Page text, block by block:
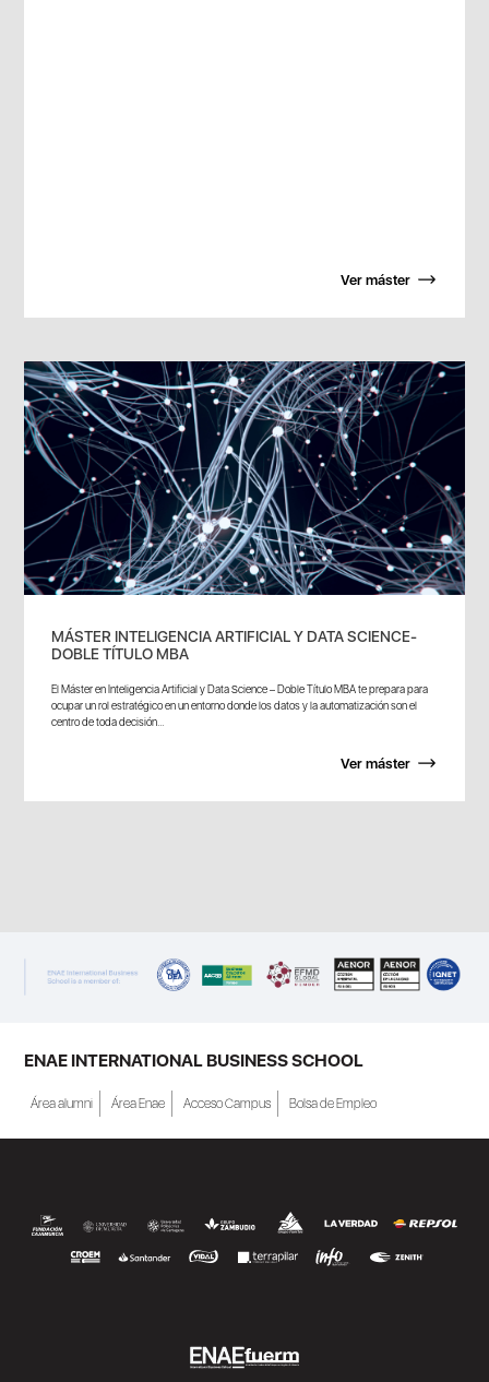
Ver máster
MÁSTER INTELIGENCIA ARTIFICIAL Y DATA SCIENCE-
DOBLE TÍTULO MBA
El Máster en Inteligencia Artificial y Data Science – Doble Título MBA te prepara para
ocupar un rol estratégico en un entorno donde los datos y la automatización son el
centro de toda decisión...
Ver máster
ENAE INTERNATIONAL BUSINESS SCHOOL
Área alumni Área Enae Acceso Campus Bolsa de Empleo